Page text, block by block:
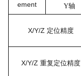
ement
Y轴
X/Y/Z 定位精度
X/Y/Z 重复定位精度